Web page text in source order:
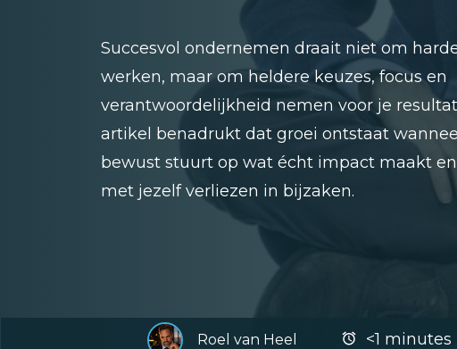
Succesvol ondernemen draait niet om
werken, maar om heldere keuzes, focus en
verantwoordelijkheid nemen voor je
artikel benadrukt dat groei ontstaat
bewust stuurt op wat écht impact maakt
met jezelf verliezen in bijzaken.
Roel van Heel <1 minutes